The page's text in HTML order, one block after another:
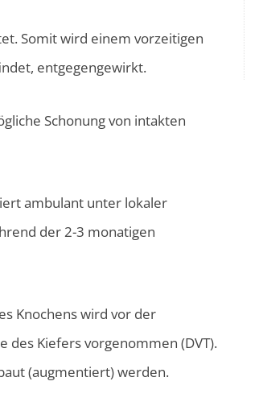
Somit wird einem vorzeitigen
entgegengewirkt.
Schonung von intakten
ambulant unter lokaler
der 2-3 monatigen
Knochens wird vor der
des Kiefers vorgenommen (DVT).
(augmentiert) werden.